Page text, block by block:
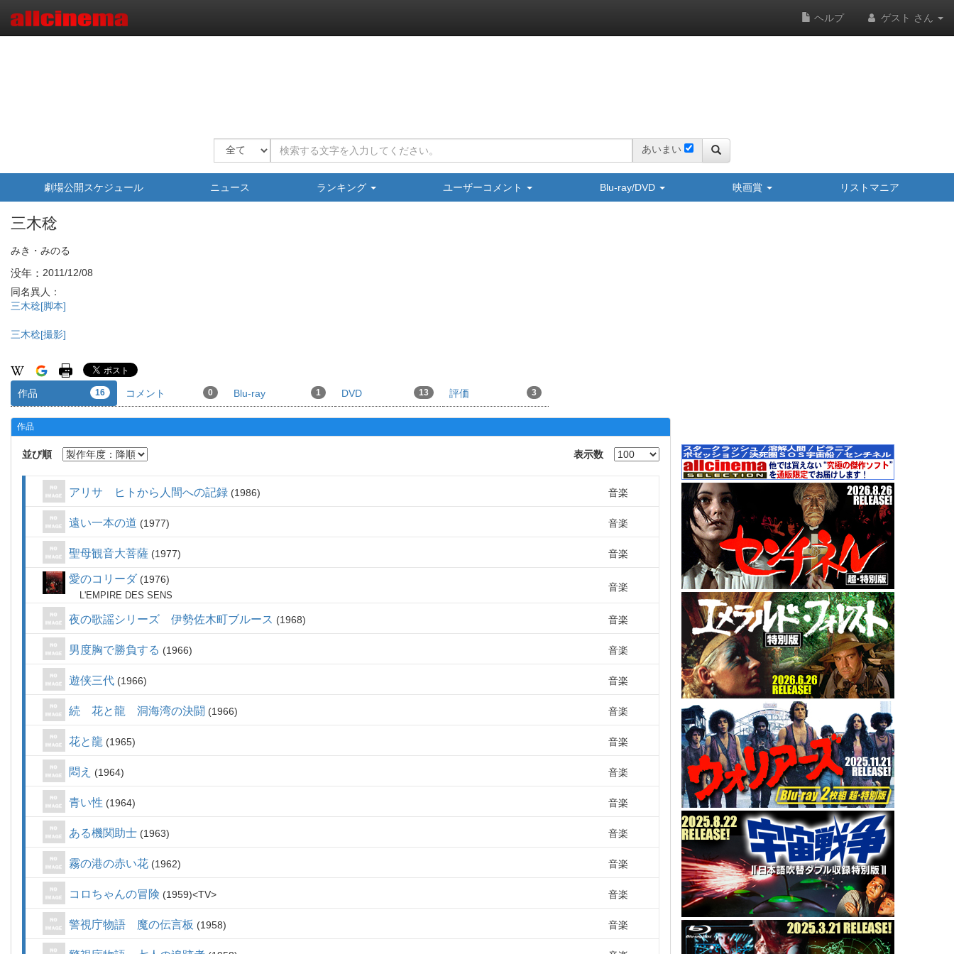
ヘルプ ゲスト さん
あいまい
劇場公開スケジュール ニュース ランキング ユーザーコメント Blu-ray/DVD 映画賞 リストマニア
三木稔
みき・みのる
没年： 2011/12/08
同名異人：
三木稔[脚本]
三木稔[撮影]
作品 16 コメント 0 Blu-ray 1 DVD 13 評価 3
作品
並び順 表示数
アリサ ヒトから人間への記録 1986 音楽
遠い一本の道 1977 音楽
聖母観音大菩薩 1977 音楽
愛のコリーダ 1976
L'EMPIRE DES SENS
音楽
夜の歌謡シリーズ 伊勢佐木町ブルース 1968 音楽
男度胸で勝負する 1966 音楽
遊侠三代 1966 音楽
続 花と龍 洞海湾の決闘 1966 音楽
花と龍 1965 音楽
悶え 1964 音楽
青い性 1964 音楽
ある機関助士 1963 音楽
霧の港の赤い花 1962 音楽
コロちゃんの冒険 1959 TV 音楽
警視庁物語 魔の伝言板 1958 音楽